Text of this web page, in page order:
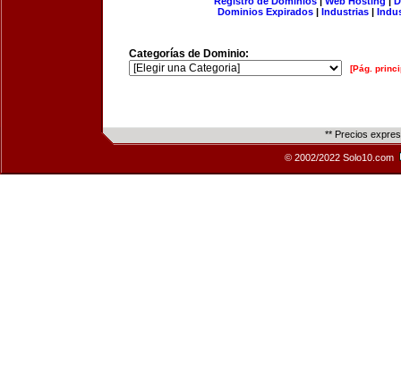
Dominios Expirados | Industrias |
Categorías de Dominio:
[Pág.
** Precios
© 2002/2022 Solo10.com